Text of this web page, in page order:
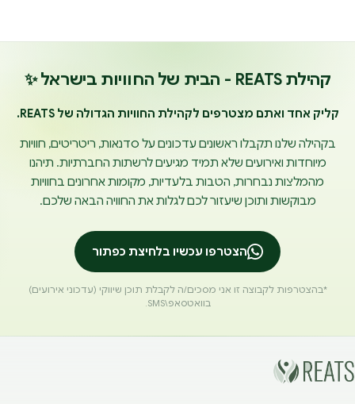
קהילת REATS - הבית של החוויות בישראל ✨
קליק אחד ואתם מצטרפים לקהילת החוויות הגדולה של REATS.
בקהילה שלנו תקבלו ראשונים עדכונים על סדנאות, ריטריטים, חוויות
מיוחדות ואירועים שלא תמיד מגיעים לרשתות החברתיות. תיהנו
מהמלצות נבחרות, הטבות בלעדיות, מקומות אחרונים בחוויות
מבוקשות ותוכן שיעזור לכם לגלות את החוויה הבאה שלכם.
הצטרפו עכשיו בלחיצת כפתור
*בהצטרפות לקבוצה זו אני מסכים/ה לקבלת תוכן שיווקי (עדכוני אירועים)
בוואטסאפ\SMS.